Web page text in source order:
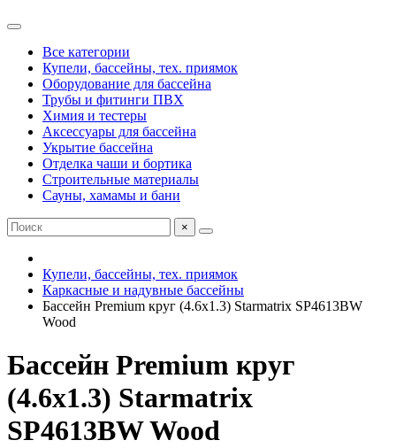
Все категории
Купели, бассейны, тех. приямок
Оборудование для бассейна
Трубы и фитинги ПВХ
Химия и тестеры
Аксессуары для бассейна
Укрытие бассейна
Отделка чаши и бортика
Строительные материалы
Сауны, хамамы и бани
×
Купели, бассейны, тех. приямок
Каркасные и надувные бассейны
Бассейн Premium круг (4.6x1.3) Starmatrix SP4613BW
Wood
Бассейн Premium круг
(4.6x1.3) Starmatrix
SP4613BW Wood